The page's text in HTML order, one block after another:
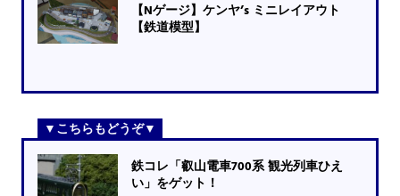
【Nゲージ】ケンヤ’s ミニレイアウト
【鉄道模型】
鉄コレ「叡山電車700系 観光列車ひえ
い」をゲット！